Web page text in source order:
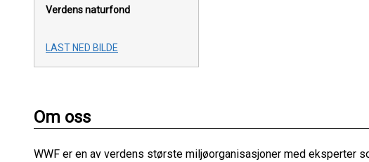
Verdens naturfond
LAST NED BILDE
Om oss
WWF er en av verdens største miljøorganisasjoner med eksperter